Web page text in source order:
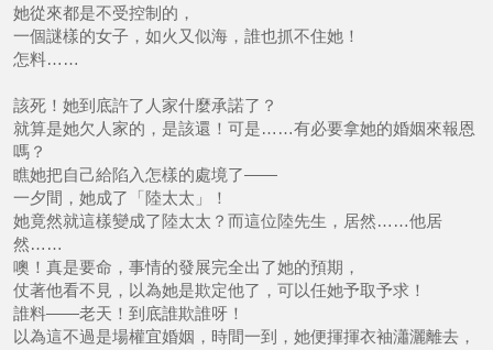
她從來都是不受控制的，
一個謎樣的女子，如火又似海，誰也抓不住她！
怎料……
該死！她到底許了人家什麼承諾了？
就算是她欠人家的，是該還！可是……有必要拿她的婚姻來報恩
嗎？
瞧她把自己給陷入怎樣的處境了——
一夕間，她成了「陸太太」！
她竟然就這樣變成了陸太太？而這位陸先生，居然……他居
然……
噢！真是要命，事情的發展完全出了她的預期，
仗著他看不見，以為她是欺定他了，可以任她予取予求！
誰料——老天！到底誰欺誰呀！
以為這不過是場權宜婚姻，時間一到，她便揮揮衣袖瀟灑離去，